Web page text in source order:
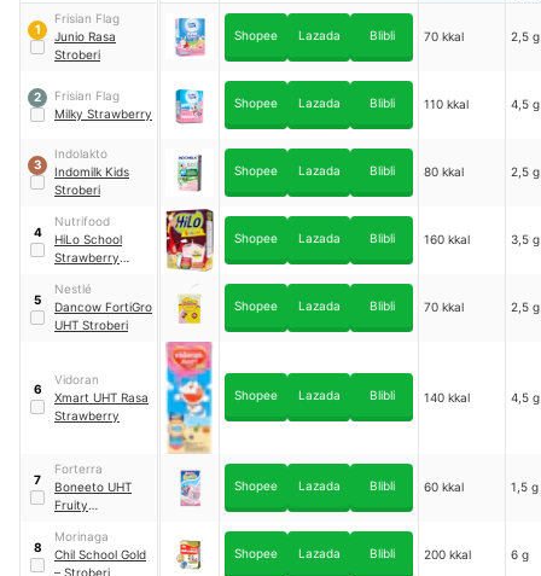
1
Frisian Flag
Junio Rasa
Stroberi
Shopee Lazada Blibli 70 kkal 2,5 g
2
Frisian Flag
Milky Strawberry
Shopee Lazada Blibli 110 kkal 4,5 g
3
Indolakto
Indomilk Kids
Stroberi
Shopee Lazada Blibli 80 kkal 2,5 g
4
Nutrifood
HiLo School
Strawberry
Shopee Lazada Blibli 160 kkal 3,5 g
5
Nestlé
Dancow FortiGro
UHT Stroberi
Shopee Lazada Blibli 70 kkal 2,5 g
6
Vidoran
Xmart UHT Rasa
Strawberry
Shopee Lazada Blibli 140 kkal 4,5 g
7
Forterra
Boneeto UHT
Fruity
Shopee Lazada Blibli 60 kkal 1,5 g
8
Morinaga
Chil School Gold
– Stroberi
Shopee Lazada Blibli 200 kkal 6 g